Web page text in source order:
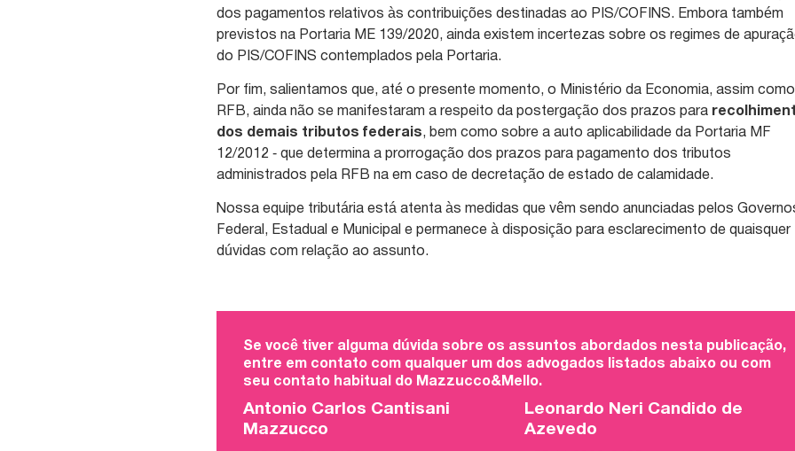
dos pagamentos relativos às contribuições destinadas ao PIS/COFINS. Embora também
previstos na Portaria ME 139/2020, ainda existem incertezas sobre os regimes de
do PIS/COFINS contemplados pela Portaria.
Por fim, salientamos que, até o presente momento, o Ministério da Economia, assim
RFB, ainda não se manifestaram a respeito da postergação dos prazos para
dos demais tributos federais, bem como sobre a auto aplicabilidade da Portaria MF
12/2012 ‑ que determina a prorrogação dos prazos para pagamento dos tributos
administrados pela RFB na em caso de decretação de estado de calamidade.
Nossa equipe tributária está atenta às medidas que vêm sendo anunciadas pelos
Federal, Estadual e Municipal e permanece à disposição para esclarecimento de quaisquer
dúvidas com relação ao assunto.
Se você tiver alguma dúvida sobre os assuntos abordados nesta publicação,
entre em contato com qualquer um dos advogados listados abaixo ou com
seu contato habitual do Mazzucco&Mello.
Antonio Carlos Cantisani
Mazzucco
Leonardo Neri Candido de
Azevedo